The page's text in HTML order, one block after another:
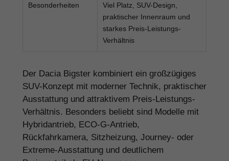
Besonderheiten
Viel Platz, SUV-Design,
praktischer Innenraum und
starkes Preis-Leistungs-
Verhältnis
Der Dacia Bigster kombiniert ein großzügiges
SUV-Konzept mit moderner Technik, praktischer
Ausstattung und attraktivem Preis-Leistungs-
Verhältnis. Besonders beliebt sind Modelle mit
Hybridantrieb, ECO-G-Antrieb,
Rückfahrkamera, Sitzheizung, Journey- oder
Extreme-Ausstattung und deutlichem